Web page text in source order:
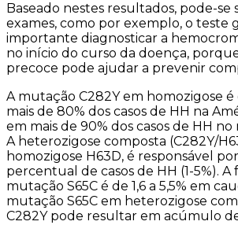
Baseado nestes resultados, pode-se
exames, como por exemplo, o teste
importante diagnosticar a
no início do curso da doença,
precoce pode ajudar a prevenir
A mutação C282Y em homozigose
mais de 80% dos casos de HH na
em mais de 90% dos casos de HH
A heterozigose composta (C282Y/
homozigose H63D, é responsável
percentual de casos de HH (1-5%).
mutação S65C é de 1,6 a 5,5% em
mutação S65C em heterozigose
C282Y pode resultar em acúmulo